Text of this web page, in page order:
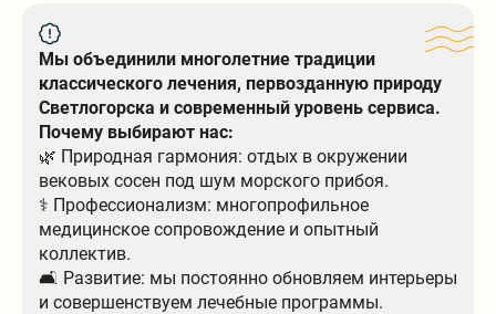
Мы объединили многолетние традиции
классического лечения, первозданную природу
Светлогорска и современный уровень сервиса.
Почему выбирают нас:
🌿 Природная гармония: отдых в окружении
вековых сосен под шум морского прибоя.
⚕️ Профессионализм: многопрофильное
медицинское сопровождение и опытный
коллектив.
🛋 Развитие: мы постоянно обновляем интерьеры
и совершенствуем лечебные программы.